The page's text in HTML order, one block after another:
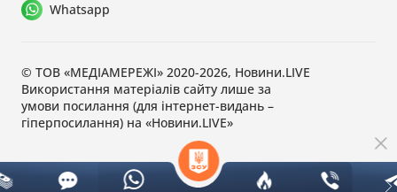
Whatsapp
© ТОВ «МЕДІАМЕРЕЖІ» 2020-2026, Новини.LIVE
Використання матеріалів сайту лише за
умови посилання (для інтернет-видань –
гіперпосилання) на «Новини.LIVE»